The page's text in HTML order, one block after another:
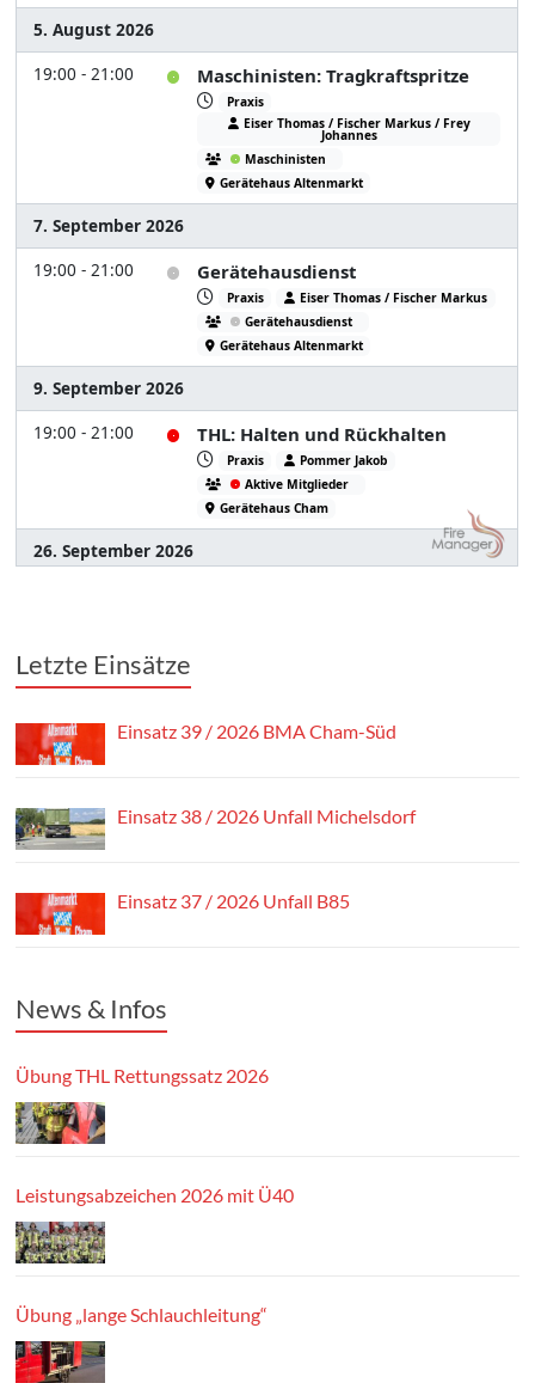
Letzte Einsätze
Einsatz 39 / 2026 BMA Cham-Süd
Einsatz 38 / 2026 Unfall Michelsdorf
Einsatz 37 / 2026 Unfall B85
News & Infos
Übung THL Rettungssatz 2026
Leistungsabzeichen 2026 mit Ü40
Übung „lange Schlauchleitung“